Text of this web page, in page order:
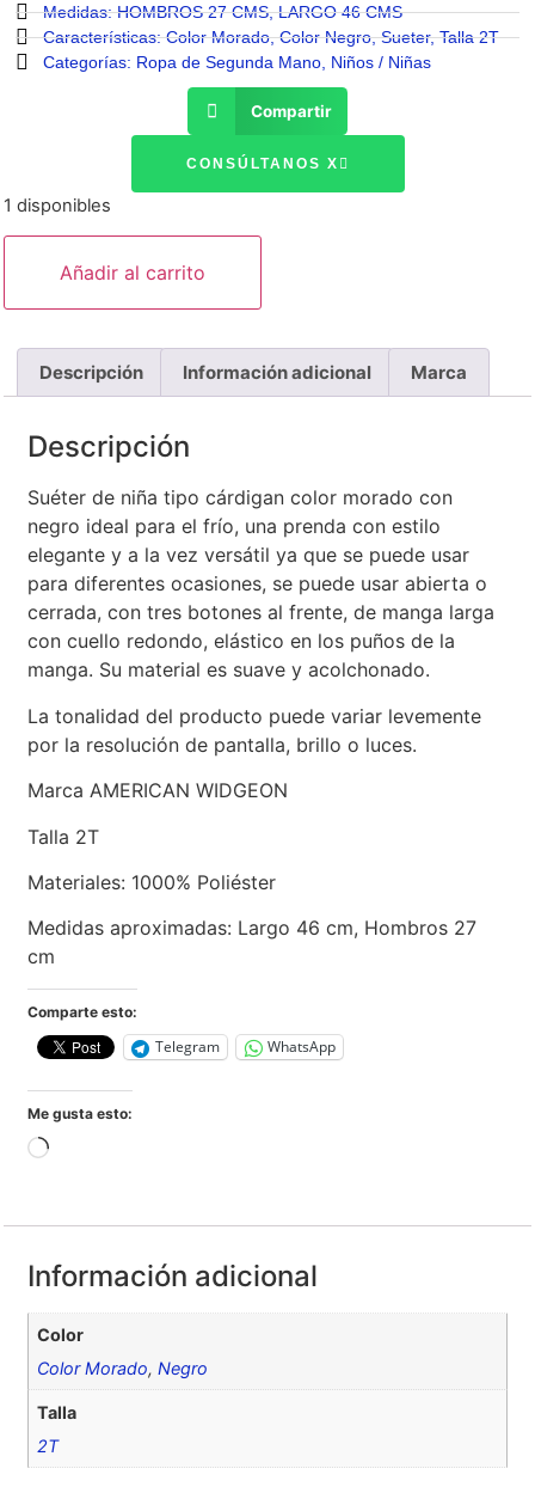
Medidas:HOMBROS 27 CMS,LARGO 46 CMS
Características:Color Morado,Color Negro,Sueter,Talla 2T
Categorías: Ropa de Segunda Mano Niños / Niñas
Compartir
CONSÚLTANOS X
1 disponibles
Añadir al carrito
Descripción Información adicional Marca
Descripción
Suéter de niña tipo cárdigan color morado con
negro ideal para el frío, una prenda con estilo
elegante y a la vez versátil ya que se puede usar
para diferentes ocasiones, se puede usar abierta o
cerrada, con tres botones al frente, de manga larga
con cuello redondo, elástico en los puños de la
manga. Su material es suave y acolchonado.
La tonalidad del producto puede variar levemente
por la resolución de pantalla, brillo o luces.
Marca AMERICAN WIDGEON
Talla 2T
Materiales: 1000% Poliéster
Medidas aproximadas: Largo 46 cm, Hombros 27
cm
Comparte esto:
Telegram WhatsApp
Me gusta esto:
Información adicional
Color
Color Morado,Negro
Talla
2T